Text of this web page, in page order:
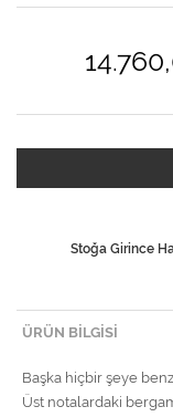
Stoğa Girince
ÜRÜN BILGISI
Başka hiçbir şeye
Üst notalardaki